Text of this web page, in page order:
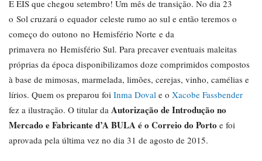
E EIS que chegou setembro! Um mês de transição. No dia 23
o Sol cruzará o equador celeste rumo ao sul e então teremos o
começo do outono no Hemisfério Norte e da
primavera no Hemisfério Sul. Para precaver eventuais maleitas
próprias da época disponibilizamos doze comprimidos compostos
à base de mimosas, marmelada, limões, cerejas, vinho, camélias e
lírios. Quem os preparou foi Inma Doval e o Xacobe Fassbender
fez a ilustração. O titular da Autorização de Introdução no
Mercado e Fabricante d’A BULA é o Correio do Porto e foi
aprovada pela última vez no dia 31 de agosto de 2015.